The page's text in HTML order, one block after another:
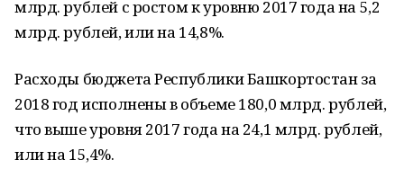
млрд. рублей с ростом к уровню 2017 года на 5,2
млрд. рублей, или на 14,8%.
Расходы бюджета Республики Башкортостан за
2018 год исполнены в объеме 180,0 млрд. рублей,
что выше уровня 2017 года на 24,1 млрд. рублей,
или на 15,4%.